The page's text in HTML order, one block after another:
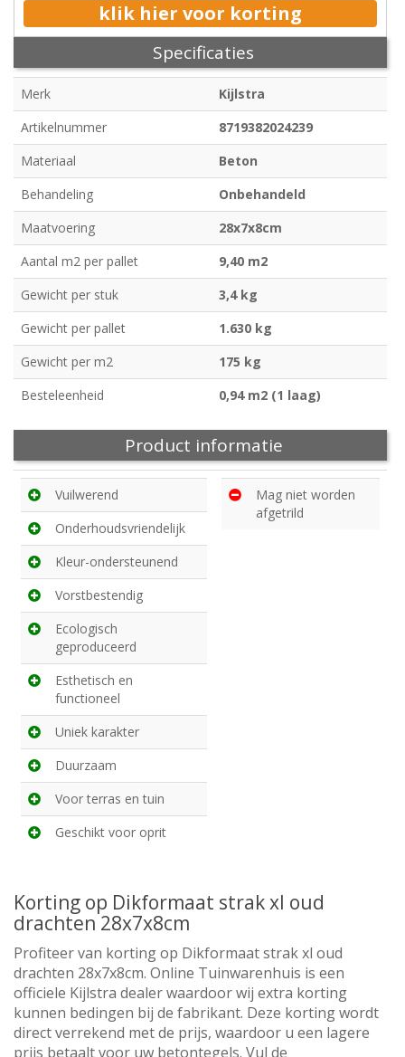
klik hier voor korting
Specificaties
Merk
Kijlstra
Artikelnummer
8719382024239
Materiaal
Beton
Behandeling
Onbehandeld
Maatvoering
28x7x8cm
Aantal m2 per pallet
9,40 m2
Gewicht per stuk
3,4 kg
Gewicht per pallet
1.630 kg
Gewicht per m2
175 kg
Besteleenheid
0,94 m2 (1 laag)
Product informatie
Vuilwerend
Onderhoudsvriendelijk
Kleur-ondersteunend
Vorstbestendig
Ecologisch
geproduceerd
Esthetisch en
functioneel
Uniek karakter
Duurzaam
Voor terras en tuin
Geschikt voor oprit
Mag niet worden
afgetrild
Korting op Dikformaat strak xl oud
drachten 28x7x8cm
Profiteer van korting op Dikformaat strak xl oud
drachten 28x7x8cm. Online Tuinwarenhuis is een
officiele Kijlstra dealer waardoor wij extra korting
kunnen bedingen bij de fabrikant. Deze korting wordt
direct verrekend met de prijs, waardoor u een lagere
prijs betaalt voor uw betontegels. Vul de